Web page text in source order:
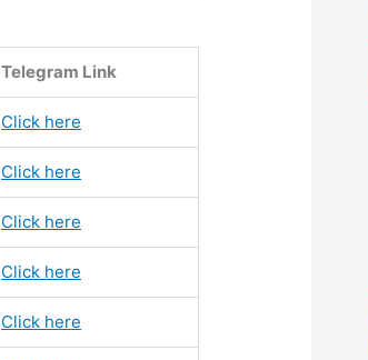
Telegram Link
Click here
Click here
Click here
Click here
Click here